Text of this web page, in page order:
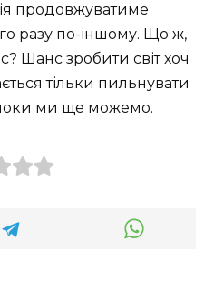
продовжуватиме
разу по-іншому. Що ж,
Шанс зробити світ хоч
тільки пильнувати
поки ми ще можемо.